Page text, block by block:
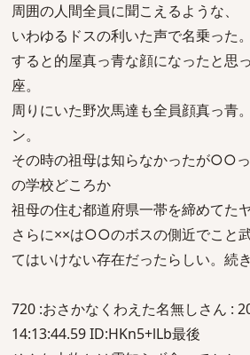
周囲の人間全員に聞こえるような、
いわゆるドスの利いた声で名乗った。
すると的屋真っ青な顔になったと思
座。
周りにいた野次馬達も全員顔真っ青
ン。
その時の祖母は知らなかったが○○
の学校どころか
祖母の住む都道府県一帯を締めてた
さらに××は○○のボスの側近でこと
てはいけない存在だったらしい。続き
720 :おさかなくわえた名無しさん :
14:13:44.59 ID:HKn5+lLb最後